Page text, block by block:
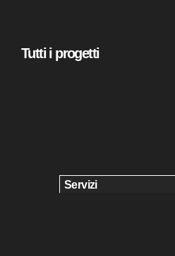
Tutti i progetti
Servizi